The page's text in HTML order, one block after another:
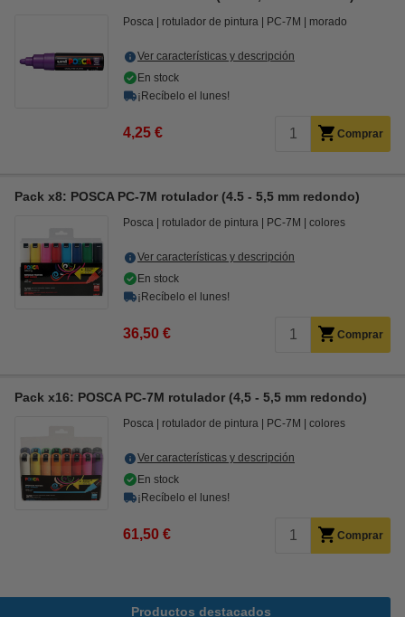
Posca rotulador de pintura PC-7M morado
Ver características y descripción
En stock
¡Recíbelo el lunes!
4,25 € Comprar
Pack x8: POSCA PC-7M rotulador (4.5 - 5,5 mm redondo)
Posca rotulador de pintura PC-7M colores
Ver características y descripción
En stock
¡Recíbelo el lunes!
36,50 € Comprar
Pack x16: POSCA PC-7M rotulador (4,5 - 5,5 mm redondo)
Posca rotulador de pintura PC-7M colores
Ver características y descripción
En stock
¡Recíbelo el lunes!
61,50 € Comprar
Productos destacados